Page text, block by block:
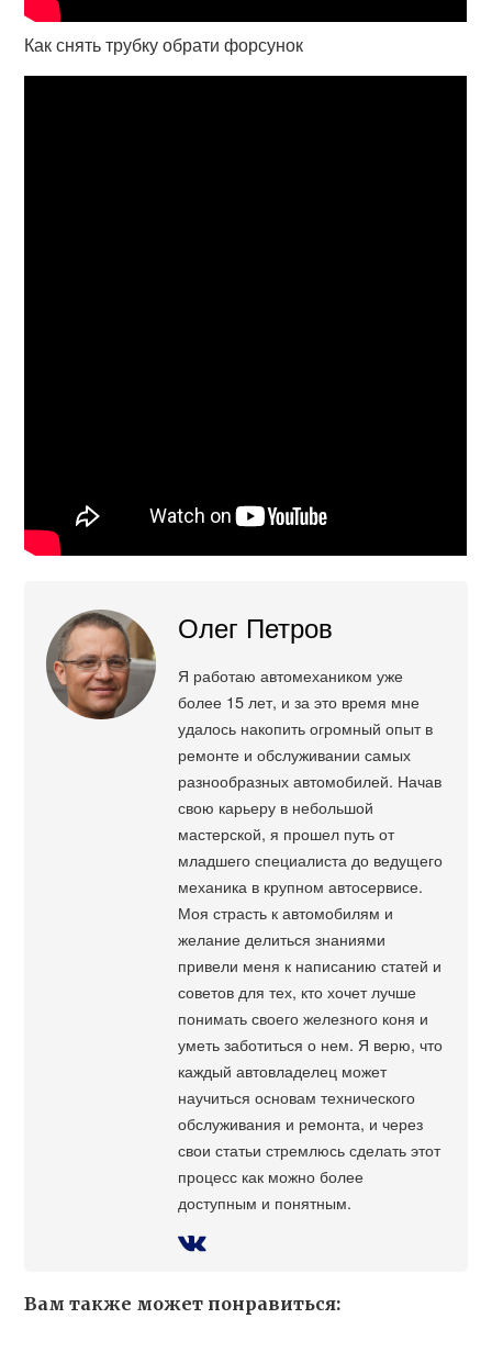
Как снять трубку обрати форсунок
Олег Петров
Я работаю автомехаником уже
более 15 лет, и за это время мне
удалось накопить огромный опыт в
ремонте и обслуживании самых
разнообразных автомобилей. Начав
свою карьеру в небольшой
мастерской, я прошел путь от
младшего специалиста до ведущего
механика в крупном автосервисе.
Моя страсть к автомобилям и
желание делиться знаниями
привели меня к написанию статей и
советов для тех, кто хочет лучше
понимать своего железного коня и
уметь заботиться о нем. Я верю, что
каждый автовладелец может
научиться основам технического
обслуживания и ремонта, и через
свои статьи стремлюсь сделать этот
процесс как можно более
доступным и понятным.
Вам также может понравиться: